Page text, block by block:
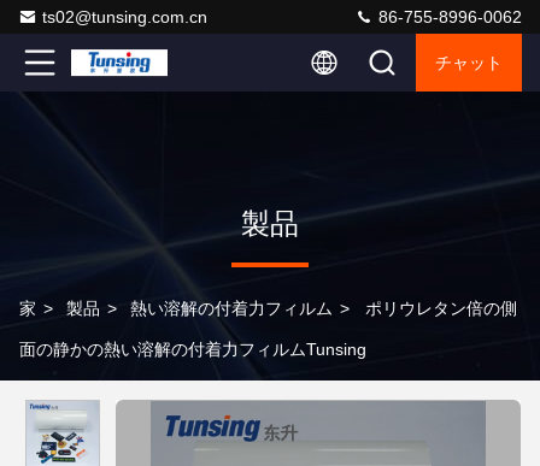
ts02@tunsing.com.cn 86-755-8996-0062
チャット
製品
家 > 製品 > 熱い溶解の付着力フィルム > ポリウレタン倍の側
面の静かの熱い溶解の付着力フィルムTunsing